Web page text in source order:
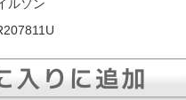
ルソン